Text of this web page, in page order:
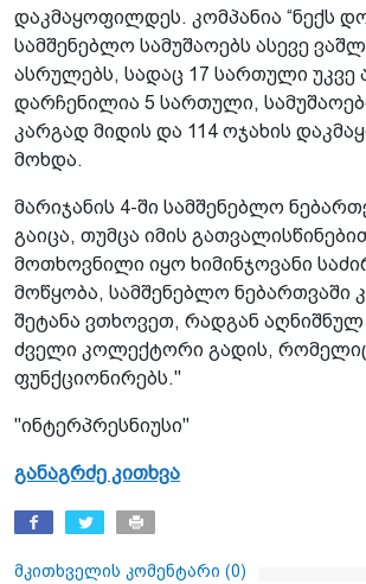
დაკმაყოფილდეს. კომპანია “ნექს
სამშენებლო სამუშაოებს ასევე
ასრულებს, სადაც 17 სართული უკვე
დარჩენილია 5 სართული,
კარგად მიდის და 114 ოჯახის
მოხდა.
მარიჯანის 4-ში სამშენებლო
გაიცა, თუმცა იმის
მოთხოვნილი იყო ხიმინჯოვანი
მოწყობა, სამშენებლო ნებართვაში
შეტანა ვთხოვეთ, რადგან აღნიშნულ
ძველი კოლექტორი გადის,
ფუნქციონირებს."
"ინტერპრესნიუსი"
განაგრძე კითხვა
მკითხველის კომენტარი (0)